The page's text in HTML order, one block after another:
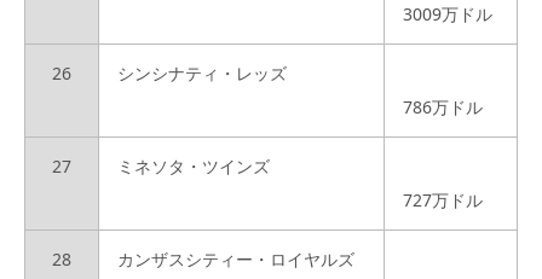
3009万ドル
26
シンシナティ・レッズ
786万ドル
27
ミネソタ・ツインズ
727万ドル
28
カンザスシティー・ロイヤルズ